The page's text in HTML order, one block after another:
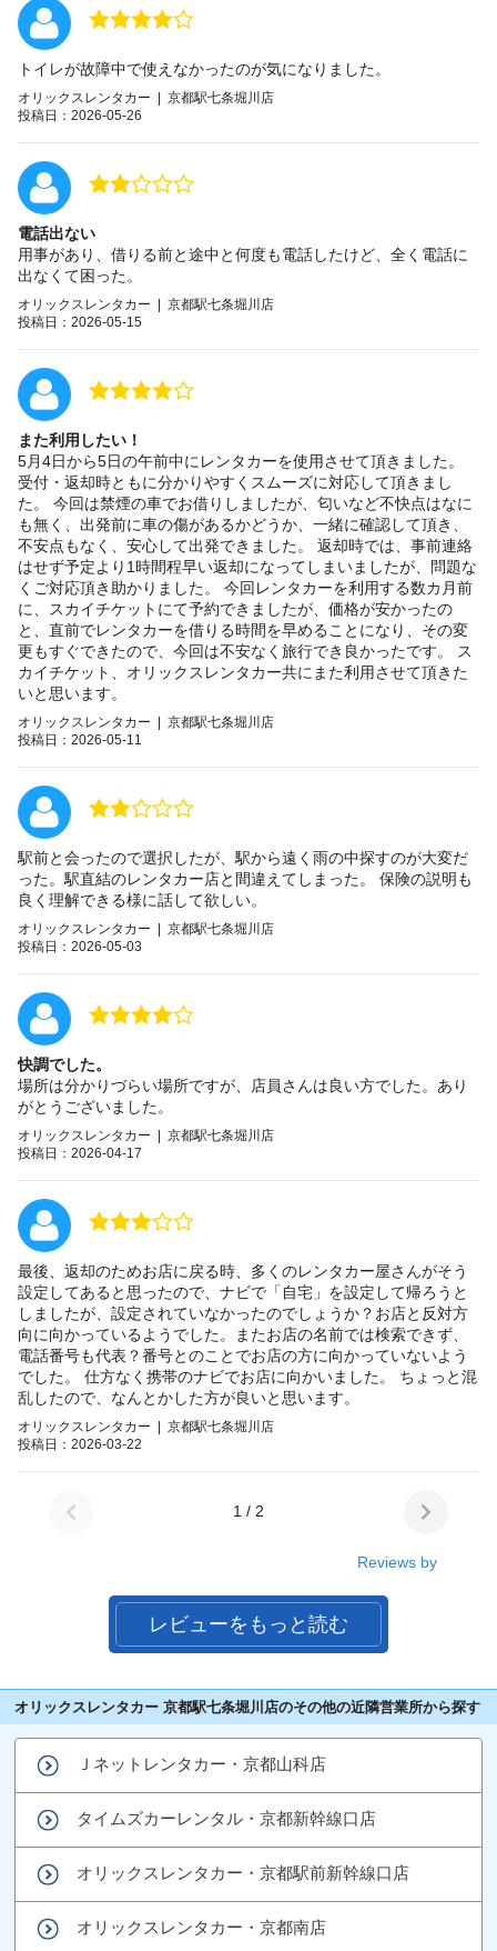
トイレが故障中で使えなかったのが気になりました。
オリックスレンタカー | 京都駅七条堀川店
投稿日：2026-05-26
電話出ない
用事があり、借りる前と途中と何度も電話したけど、全く電話に
出なくて困った。
オリックスレンタカー | 京都駅七条堀川店
投稿日：2026-05-15
また利用したい！
5月4日から5日の午前中にレンタカーを使用させて頂きました。
受付・返却時ともに分かりやすくスムーズに対応して頂きまし
た。 今回は禁煙の車でお借りしましたが、匂いなど不快点はなに
も無く、出発前に車の傷があるかどうか、一緒に確認して頂き、
不安点もなく、安心して出発できました。 返却時では、事前連絡
はせず予定より1時間程早い返却になってしまいましたが、問題な
くご対応頂き助かりました。 今回レンタカーを利用する数カ月前
に、スカイチケットにて予約できましたが、価格が安かったの
と、直前でレンタカーを借りる時間を早めることになり、その変
更もすぐできたので、今回は不安なく旅行でき良かったです。 ス
カイチケット、オリックスレンタカー共にまた利用させて頂きた
いと思います。
オリックスレンタカー | 京都駅七条堀川店
投稿日：2026-05-11
駅前と会ったので選択したが、駅から遠く雨の中探すのが大変だ
った。駅直結のレンタカー店と間違えてしまった。 保険の説明も
良く理解できる様に話して欲しい。
オリックスレンタカー | 京都駅七条堀川店
投稿日：2026-05-03
快調でした。
場所は分かりづらい場所ですが、店員さんは良い方でした。あり
がとうございました。
オリックスレンタカー | 京都駅七条堀川店
投稿日：2026-04-17
最後、返却のためお店に戻る時、多くのレンタカー屋さんがそう
設定してあると思ったので、ナビで「自宅」を設定して帰ろうと
しましたが、設定されていなかったのでしょうか？お店と反対方
向に向かっているようでした。またお店の名前では検索できず、
電話番号も代表？番号とのことでお店の方に向かっていないよう
でした。 仕方なく携帯のナビでお店に向かいました。 ちょっと混
乱したので、なんとかした方が良いと思います。
オリックスレンタカー | 京都駅七条堀川店
投稿日：2026-03-22
1 / 2
Reviews by
レビューをもっと読む
オリックスレンタカー 京都駅七条堀川店のその他の近隣営業所から探す
Ｊネットレンタカー・京都山科店
タイムズカーレンタル・京都新幹線口店
オリックスレンタカー・京都駅前新幹線口店
オリックスレンタカー・京都南店